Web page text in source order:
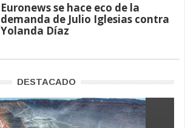
Euronews se hace eco de la
demanda de Julio Iglesias contra
Yolanda Díaz
DESTACADO